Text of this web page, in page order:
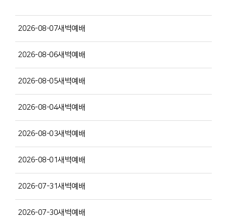
2026-08-07새벽예배
2026-08-06새벽예배
2026-08-05새벽예배
2026-08-04새벽예배
2026-08-03새벽예배
2026-08-01새벽예배
2026-07-31새벽예배
2026-07-30새벽예배